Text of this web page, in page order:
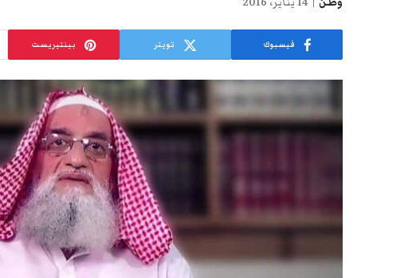
فيسبوك تويتر بينتيريست